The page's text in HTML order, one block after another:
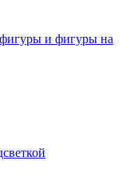
фигуры и фигуры на